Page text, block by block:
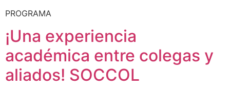
PROGRAMA
¡Una experiencia
académica entre colegas y
aliados! SOCCOL